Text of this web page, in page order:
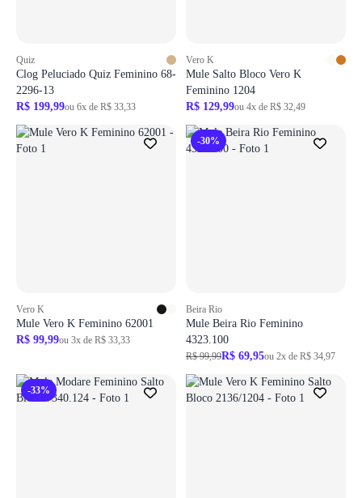
Quiz
Clog Peluciado Quiz Feminino 68-
2296-13
R$ 199,99ou 6x de R$ 33,33
Vero K
Mule Salto Bloco Vero K
Feminino 1204
R$ 129,99ou 4x de R$ 32,49
Vero K
Mule Vero K Feminino 62001
R$ 99,99ou 3x de R$ 33,33
-30%
Beira Rio
Mule Beira Rio Feminino
4323.100
R$ 99,99R$ 69,95ou 2x de R$ 34,97
-33%